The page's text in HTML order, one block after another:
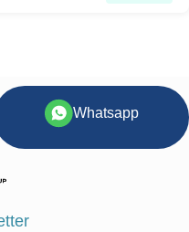
Whatsapp